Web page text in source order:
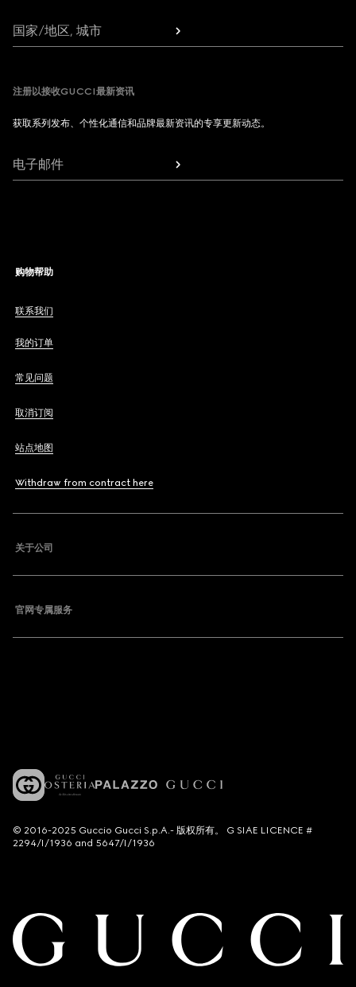
国家/地区, 城市
注册以接收GUCCI最新资讯
获取系列发布、个性化通信和品牌最新资讯的专享更新动态。
电子邮件
购物帮助
联系我们
我的订单
常见问题
取消订阅
站点地图
Withdraw from contract here
关于公司
官网专属服务
© 2016-2025 Guccio Gucci S.p.A.- 版权所有。 G SIAE LICENCE #
2294/I/1936 and 5647/I/1936